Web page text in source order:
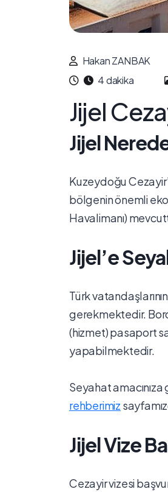
Hakan ZANBAK
4 dakika
Jijel
Jijel
Kuzeydoğu
bölgenin önemli
Havalimanı)
Jijel’e
Türk
gerekmektedir.
(hizmet) pasaport
yapabilmektedir.
Seyahat
rehberimiz
Jijel Vize
Cezayir vizesi